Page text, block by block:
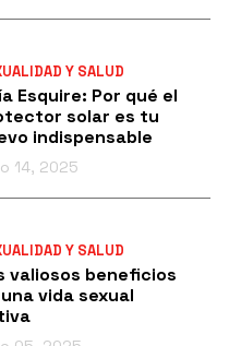
Y SALUD
Esquire: Por qué el
solar es tu
indispensable
14, 2025
Y SALUD
valiosos beneficios
vida sexual